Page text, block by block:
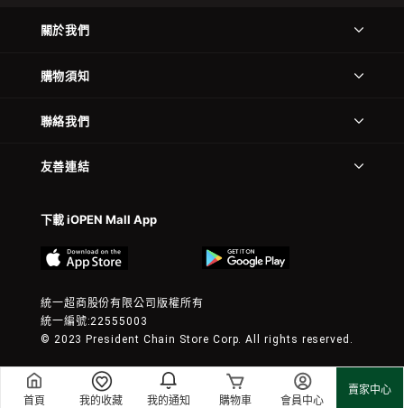
首頁 我的收藏 我的通知 購物車 會員中心
賣家中心
關於我們
購物須知
聯絡我們
友善連結
下載 iOPEN Mall App
統一超商股份有限公司版權所有
統一編號:22555003
© 2023 President Chain Store Corp. All rights reserved.